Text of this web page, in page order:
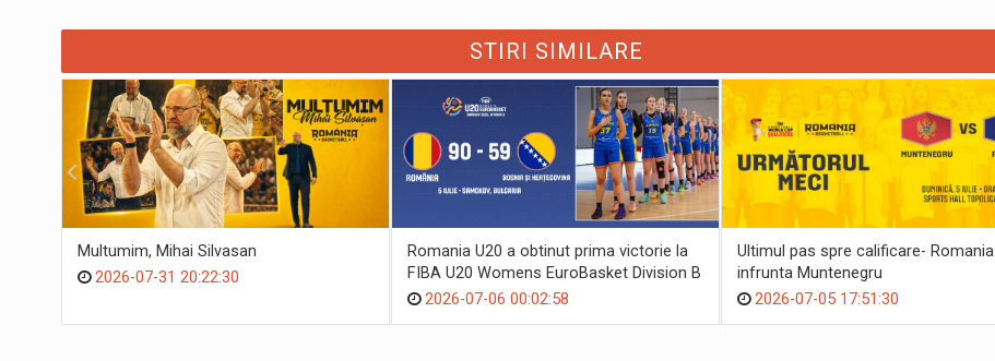
STIRI SIMILARE
Multumim, Mihai Silvasan
2026-07-31 20:22:30
Romania U20 a obtinut prima victorie la
FIBA U20 Womens EuroBasket Division B
2026-07-06 00:02:58
Ultimul pas spre calificare- Romania
infrunta Muntenegru
2026-07-05 17:51:30